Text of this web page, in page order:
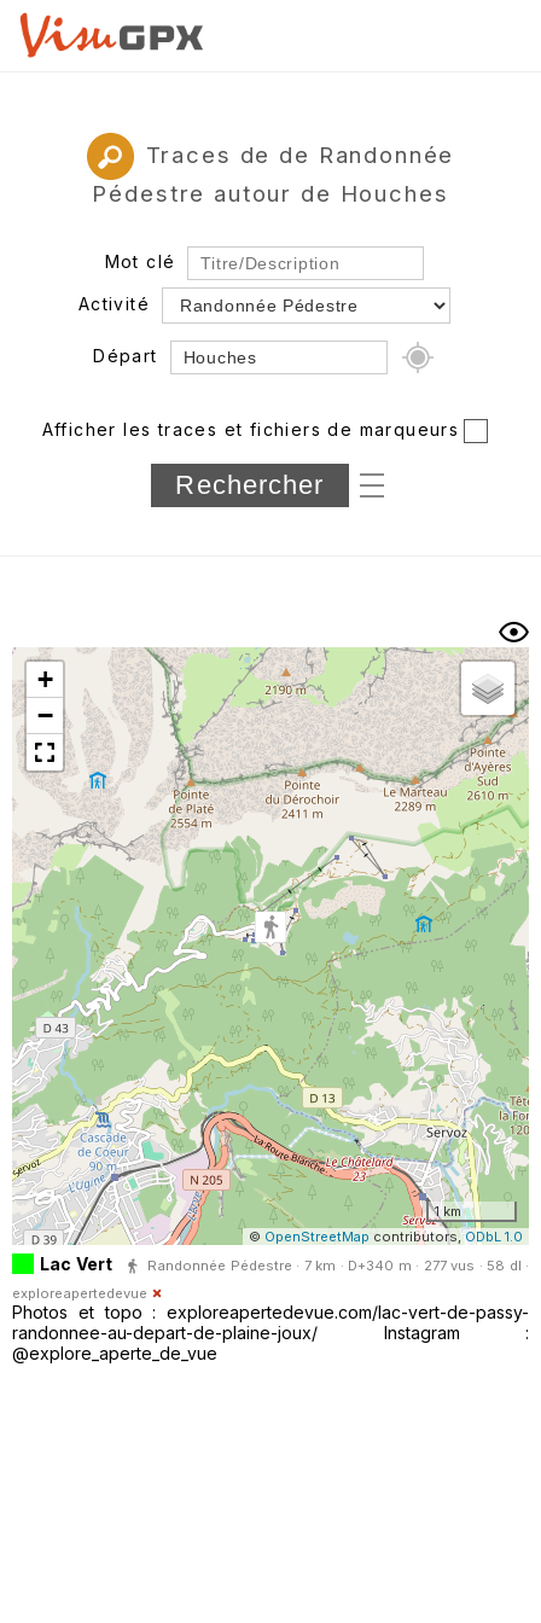
Traces de de Randonnée
Pédestre autour de Houches
Mot clé
Activité
Départ
Département
Longueur min/max
Trier par
Horodatage Photos
Afficher les traces et fichiers de marqueurs
+
−
1 km
© OpenStreetMap contributors,ODbL 1.0
Lac Vert
Randonnée Pédestre · 7 km · D+340 m · 277 vus · 58 dl ·
exploreapertedevue
Photos et topo : exploreapertedevue.com/lac-vert-de-passy-
randonnee-au-depart-de-plaine-joux/ Instagram :
@explore_aperte_de_vue